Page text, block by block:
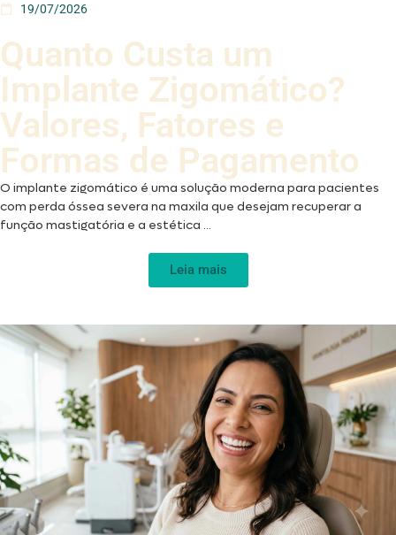
19/07/2026
Quanto Custa um
Implante Zigomático?
Valores, Fatores e
Formas de Pagamento
O implante zigomático é uma solução moderna para pacientes
com perda óssea severa na maxila que desejam recuperar a
função mastigatória e a estética ...
Leia mais